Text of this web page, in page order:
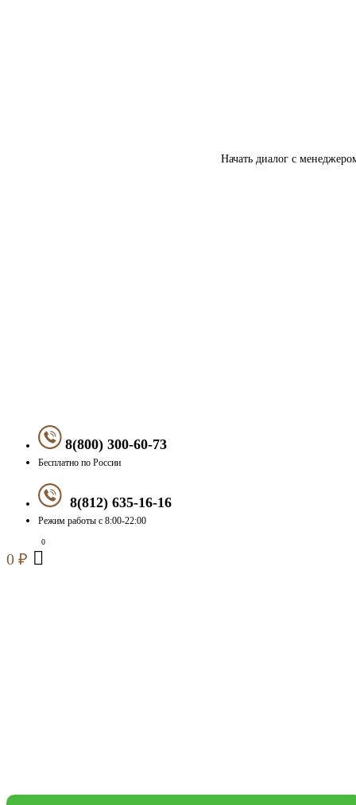
Начать диалог с
8(800) 300-60-73
Бесплатно по России
8(812) 635-16-16
Режим работы с 8:00-22:00
0 ₽